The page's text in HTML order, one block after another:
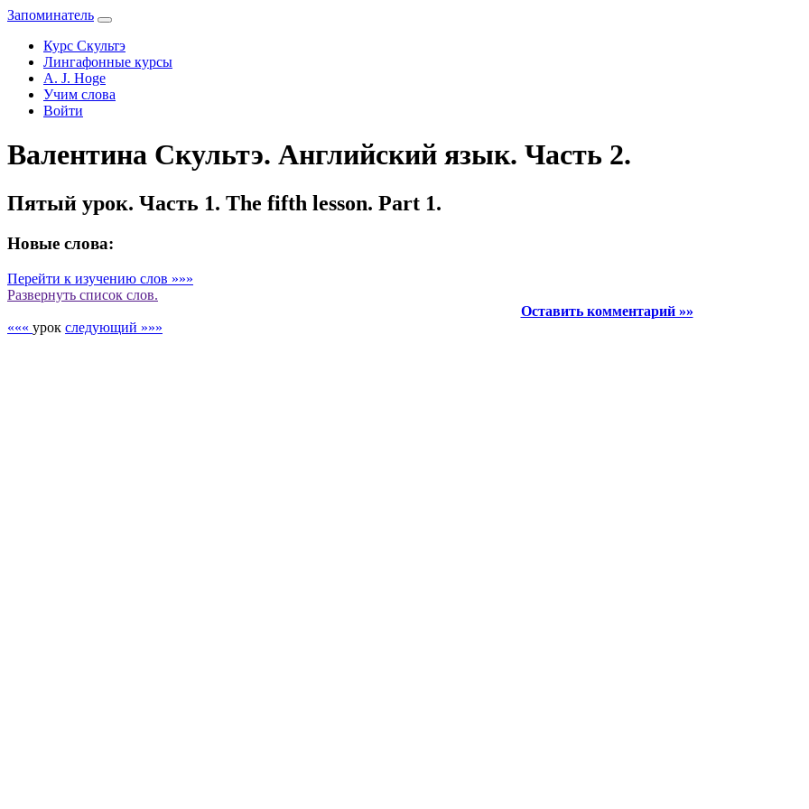
Запоминатель
Курс Скультэ
Лингафонные курсы
A. J. Hoge
Учим слова
Войти
Валентина Скультэ. Английский язык. Часть 2.
Пятый урок. Часть 1. The fifth lesson. Part 1.
Новые слова:
Перейти к изучению слов »»»
Развернуть список слов.
Оставить комментарий »»
««« урок следующий »»»